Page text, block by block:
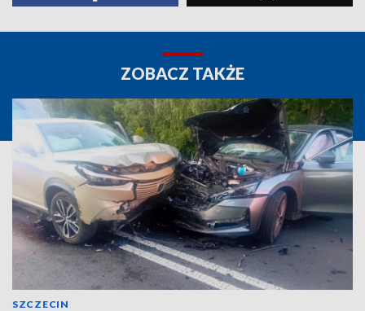
ZOBACZ TAKŻE
SZCZECIN